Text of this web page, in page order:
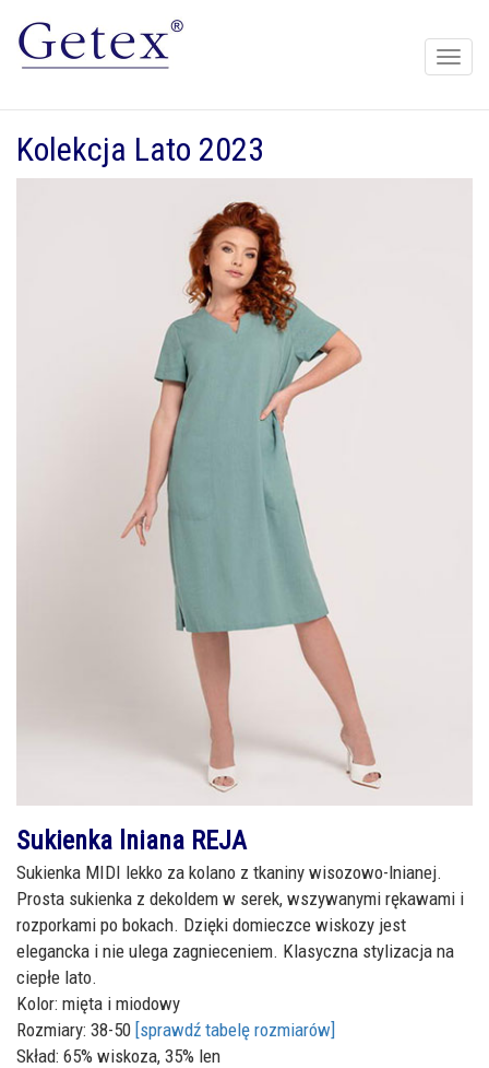
Toggle
Kolekcja Lato 2023
Sukienka lniana REJA
Sukienka MIDI lekko za kolano z tkaniny wisozowo-lnianej.
Prosta sukienka z dekoldem w serek, wszywanymi rękawami i
rozporkami po bokach. Dzięki domieczce wiskozy jest
elegancka i nie ulega zagnieceniem. Klasyczna stylizacja na
ciepłe lato.
Kolor: mięta i miodowy
Rozmiary: 38-50 [sprawdź tabelę rozmiarów]
Skład: 65% wiskoza, 35% len